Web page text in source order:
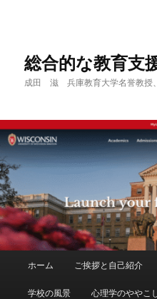
へ
移
動
移
動
総合的な教育支
成田 滋 兵庫教育大学名誉教授
ホーム ご挨拶と自己紹介
学校の風景 心理学のややこ